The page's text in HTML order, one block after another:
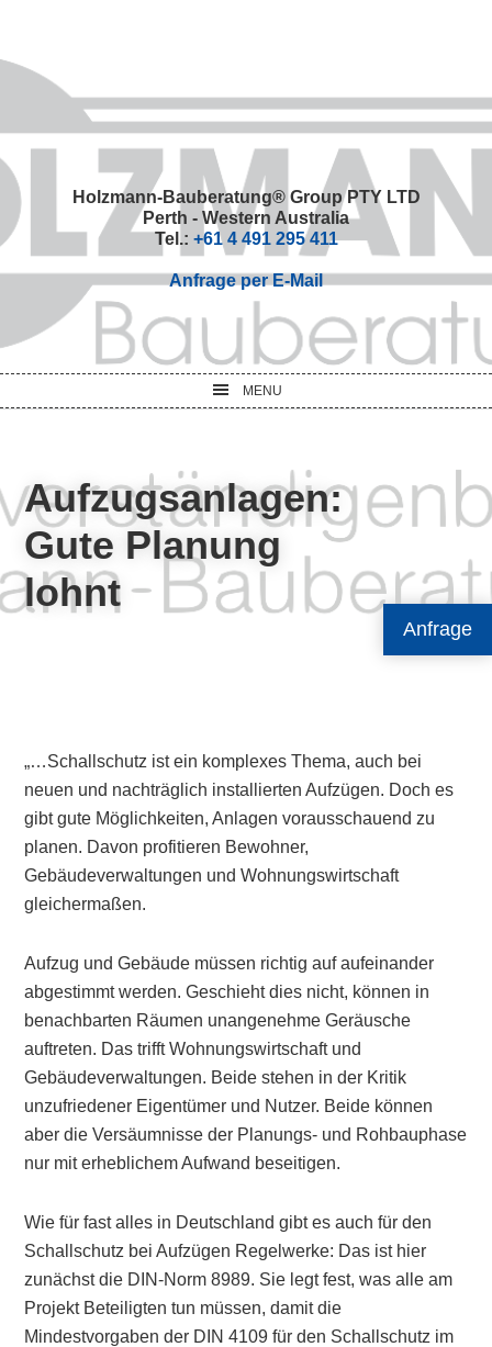
Anfrage
primary
navigation
main
primary
footer
Holzmann-Bauberatung® Group PTY LTD
Perth - Western Australia
Tel.: +61 4 491 295 411
Anfrage per E-Mail
MENU
Aufzugsanlagen:
Gute Planung
lohnt
„…Schallschutz ist ein komplexes Thema, auch bei
neuen und nachträglich installierten Aufzügen. Doch es
gibt gute Möglichkeiten, Anlagen vorausschauend zu
planen. Davon profitieren Bewohner,
Gebäudeverwaltungen und Wohnungswirtschaft
gleichermaßen.
Aufzug und Gebäude müssen richtig auf aufeinander
abgestimmt werden. Geschieht dies nicht, können in
benachbarten Räumen unangenehme Geräusche
auftreten. Das trifft Wohnungswirtschaft und
Gebäudeverwaltungen. Beide stehen in der Kritik
unzufriedener Eigentümer und Nutzer. Beide können
aber die Versäumnisse der Planungs- und Rohbauphase
nur mit erheblichem Aufwand beseitigen.
Wie für fast alles in Deutschland gibt es auch für den
Schallschutz bei Aufzügen Regelwerke: Das ist hier
zunächst die DIN-Norm 8989. Sie legt fest, was alle am
Projekt Beteiligten tun müssen, damit die
Mindestvorgaben der DIN 4109 für den Schallschutz im